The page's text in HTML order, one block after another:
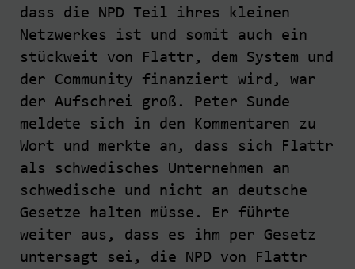
dass die NPD Teil ihres kleinen
Netzwerkes ist und somit auch ein
stückweit von Flattr, dem System und
der Community finanziert wird, war
der Aufschrei groß. Peter Sunde
meldete sich in den Kommentaren zu
Wort und merkte an, dass sich Flattr
als schwedisches Unternehmen an
schwedische und nicht an deutsche
Gesetze halten müsse. Er führte
weiter aus, dass es ihm per Gesetz
untersagt sei, die NPD von Flattr